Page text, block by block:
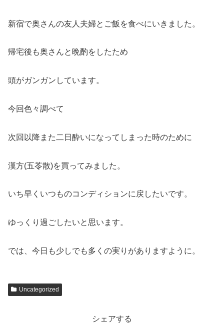
新宿で奥さんの友人夫婦とご飯を食べにいきました。
帰宅後も奥さんと晩酌をしたため
頭がガンガンしています。
今回色々調べて
次回以降また二日酔いになってしまった時のために
漢方(五苓散)を買ってみました。
いち早くいつものコンディションに戻したいです。
ゆっくり過ごしたいと思います。
では、今日も少しでも多くの実りがありますように。
Uncategorized
シェアする